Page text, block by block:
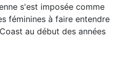
s'est imposée comme
féminines à faire entendre
au début des années